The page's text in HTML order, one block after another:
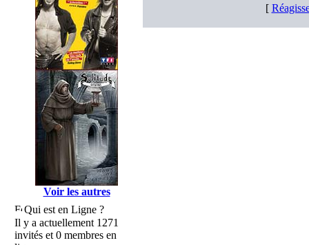
Voir les autres
Qui est en Ligne ?
Il y a actuellement 1271
invités et 0 membres en
[